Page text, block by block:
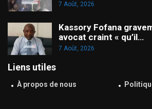
7 Août, 2026
Kassory Fofana
avocat craint « qu’il…
7 Août, 2026
Liens utiles
À propos de nous